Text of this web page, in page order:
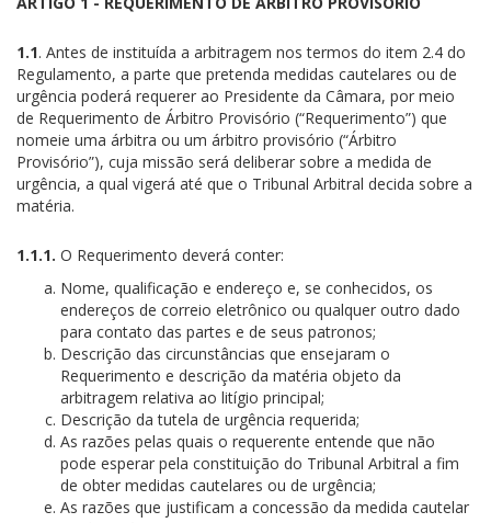
1.1. Antes de instituída a arbitragem nos termos do item 2.4 do
Regulamento, a parte que pretenda medidas cautelares ou de
urgência poderá requerer ao Presidente da Câmara, por meio
de Requerimento de Árbitro Provisório (“Requerimento”) que
nomeie uma árbitra ou um árbitro provisório (“Árbitro
Provisório”), cuja missão será deliberar sobre a medida de
urgência, a qual vigerá até que o Tribunal Arbitral decida sobre a
matéria.
1.1.1. O Requerimento deverá conter:
Nome, qualificação e endereço e, se conhecidos, os
endereços de correio eletrônico ou qualquer outro dado
para contato das partes e de seus patronos;
Descrição das circunstâncias que ensejaram o
Requerimento e descrição da matéria objeto da
arbitragem relativa ao litígio principal;
Descrição da tutela de urgência requerida;
As razões pelas quais o requerente entende que não
pode esperar pela constituição do Tribunal Arbitral a fim
de obter medidas cautelares ou de urgência;
As razões que justificam a concessão da medida cautelar